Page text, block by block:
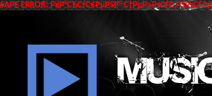
SAPE ERROR: РќР°СЂСѓС€РµРЅР°